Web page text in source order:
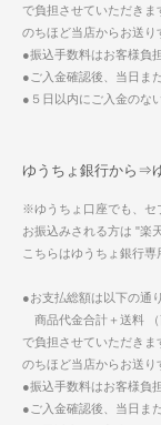
で負担させていただきま
のちほど当店からお送り
●振込手数料はお客様負
●ご入金確認後、当日ま
●５日以内にご入金のな
ゆうちょ銀行から⇒
※ゆうちょ口座でも、セ
お振込みされる方は "楽
こちらはゆうちょ銀行専
●お支払総額は以下の通
商品代金合計＋送料 （
で負担させていただきま
のちほど当店からお送り
●振込手数料はお客様負
●ご入金確認後、当日ま